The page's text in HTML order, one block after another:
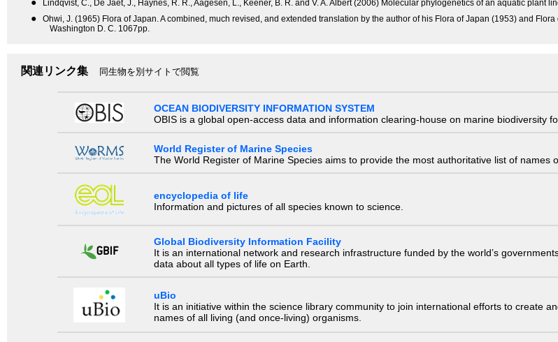
Lindqvist, C., De Jaet, J., Haynes, R. R., Aagesen, L., Keener, B. R. and V. A. Albert (2006) Molecular phylogenetics of an aquatic plant
●
Ohwi, J. (1965) Flora of Japan. A combined, much revised, and extended translation by the author of his Flora of Japan (1953) and
Washington D. C. 1067pp.
関連リンク集 同生物を別サイトで閲覧
OCEAN BIODIVERSITY INFORMATION SYSTEM
OBIS is a global open-access data and information clearing-house on marine biodiversity
World Register of Marine Species
The World Register of Marine Species aims to provide the most authoritative list of names
encyclopedia of life
Information and pictures of all species known to science.
Global Biodiversity Information Facility
It is an international network and research infrastructure funded by the world’s
data about all types of life on Earth.
uBio
It is an initiative within the science library community to join international efforts to create
names of all living (and once-living) organisms.